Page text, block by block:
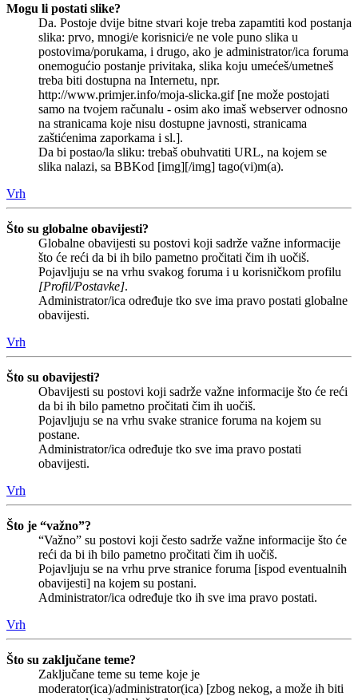
Mogu li postati slike?
Da. Postoje dvije bitne stvari koje treba zapamtiti kod postanja
slika: prvo, mnogi/e korisnici/e ne vole puno slika u
postovima/porukama, i drugo, ako je administrator/ica foruma
onemogućio postanje privitaka, slika koju umećeš/umetneš
treba biti dostupna na Internetu, npr.
http://www.primjer.info/moja-slicka.gif [ne može postojati
samo na tvojem računalu - osim ako imaš webserver odnosno
na stranicama koje nisu dostupne javnosti, stranicama
zaštićenima zaporkama i sl.].
Da bi postao/la sliku: trebaš obuhvatiti URL, na kojem se
slika nalazi, sa BBKod [img][/img] tago(vi)m(a).
Vrh
Što su globalne obavijesti?
Globalne obavijesti su postovi koji sadrže važne informacije
što će reći da bi ih bilo pametno pročitati čim ih uočiš.
Pojavljuju se na vrhu svakog foruma i u korisničkom profilu
[Profil/Postavke].
Administrator/ica određuje tko sve ima pravo postati globalne
obavijesti.
Vrh
Što su obavijesti?
Obavijesti su postovi koji sadrže važne informacije što će reći
da bi ih bilo pametno pročitati čim ih uočiš.
Pojavljuju se na vrhu svake stranice foruma na kojem su
postane.
Administrator/ica određuje tko sve ima pravo postati
obavijesti.
Vrh
Što je “važno”?
“Važno” su postovi koji često sadrže važne informacije što će
reći da bi ih bilo pametno pročitati čim ih uočiš.
Pojavljuju se na vrhu prve stranice foruma [ispod eventualnih
obavijesti] na kojem su postani.
Administrator/ica određuje tko ih sve ima pravo postati.
Vrh
Što su zaključane teme?
Zaključane teme su teme koje je
moderator(ica)/administrator(ica) [zbog nekog, a može ih biti